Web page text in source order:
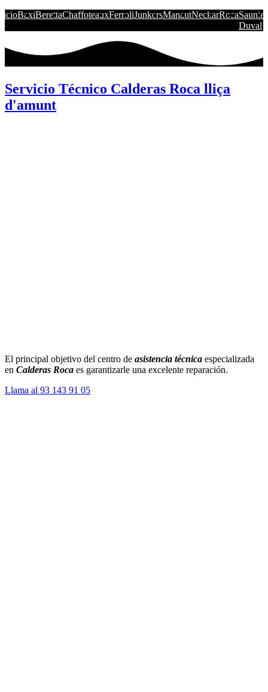
BaxiBerettaChaffoteauxFerroliJunkersManautNeckarRocaSaunier
Duval
Servicio Técnico Calderas Roca lliça
d'amunt
El principal objetivo del centro de asistencia técnica especializada
en Calderas Roca es garantizarle una excelente reparación.
Llama al 93 143 91 05